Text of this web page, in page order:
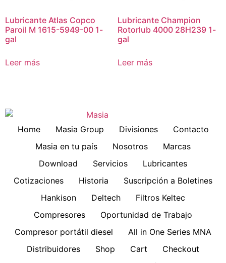
Lubricante Atlas Copco
Paroil M 1615-5949-00 1-
gal
Leer más
Lubricante Champion
Rotorlub 4000 28H239 1-
gal
Leer más
Home Masia Group Divisiones
Contacto
Masia en tu país
Nosotros
Marcas
Download
Servicios
Lubricantes
Cotizaciones
Historia
Suscripción a Boletines
Hankison
Deltech
Filtros Keltec
Compresores
Oportunidad de Trabajo
Compresor portátil diesel
All in One Series MNA
Distribuidores
Shop Cart
Checkout